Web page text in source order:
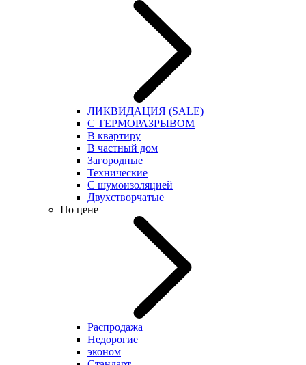
ЛИКВИДАЦИЯ (SALE)
С ТЕРМОРАЗРЫВОМ
В квартиру
В частный дом
Загородные
Технические
С шумоизоляцией
Двухстворчатые
По цене
Распродажа
Недорогие
эконом